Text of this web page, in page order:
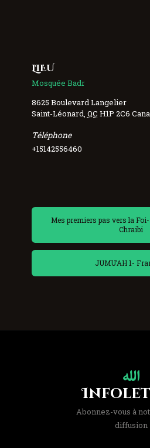
LIEU
Mosquée Badr
8625 Boulevard Langelier
Saint-Léonard, QC H1P 2C6
Téléphone
+15142556460
Mes premiers pas vers la
Chraibi
JUMU’AH 1-
Abonnez-vous à
diffusion